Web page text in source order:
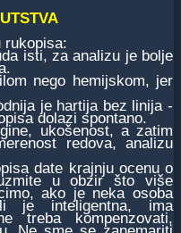
isti, za analizu je bolje
nego hemijskom, jer
je hartija bez linija -
dolazi spontano.
ukošenost, a zatim
redova, analizu
date krajnju ocenu o
u obzir što više
ako je neka osoba
je inteligentna, ima
treba kompenzovati,